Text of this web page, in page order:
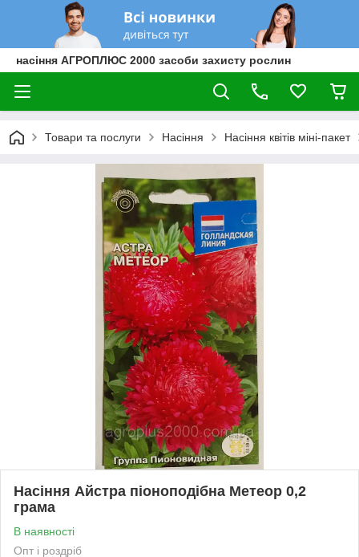
насіння АГРОПЛЮС 2000 засоби захисту рослин
Товари та послуги Насіння Насіння квітів міні-пакет
Насіння Айстра піоноподібна Метеор 0,2
грама
В наявності
Опт і роздріб